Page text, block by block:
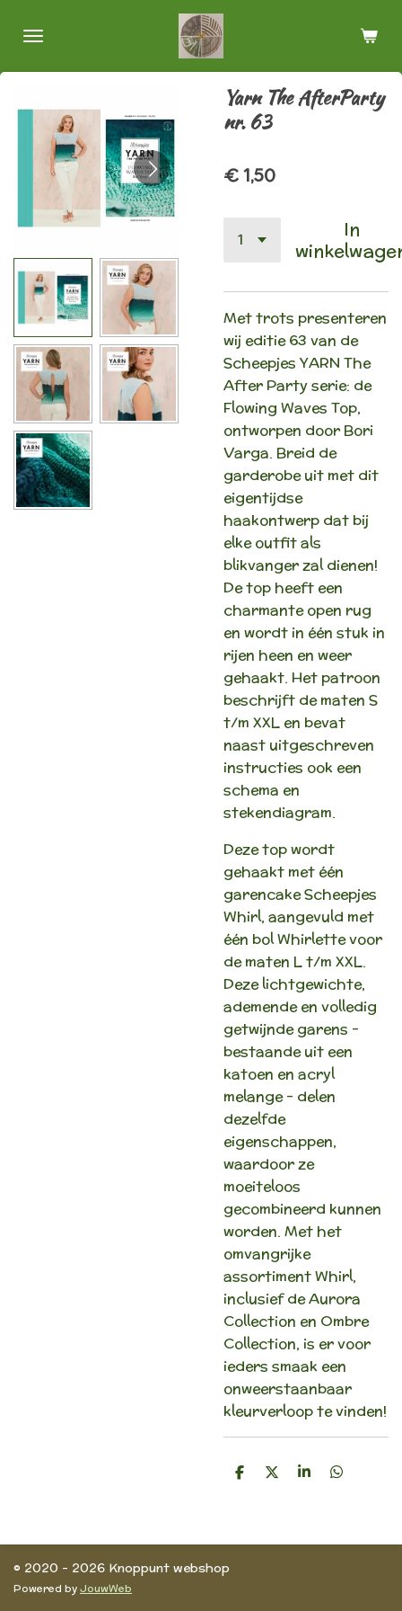
direct
hoofdinhoud
Yarn The AfterParty
nr. 63
€ 1,50
In
Met trots presenteren
wij editie 63 van de
Scheepjes YARN The
After Party serie: de
Flowing Waves Top,
ontworpen door Bori
Varga. Breid de
garderobe uit met dit
eigentijdse
haakontwerp dat bij
elke outfit als
blikvanger zal dienen!
De top heeft een
charmante open rug
en wordt in één stuk in
rijen heen en weer
gehaakt. Het patroon
beschrijft de maten S
t/m XXL en bevat
naast uitgeschreven
instructies ook een
schema en
stekendiagram.
Deze top wordt
gehaakt met één
garencake Scheepjes
Whirl, aangevuld met
één bol Whirlette voor
de maten L t/m XXL.
Deze lichtgewichte,
ademende en volledig
getwijnde garens –
bestaande uit een
katoen en acryl
melange – delen
dezelfde
eigenschappen,
waardoor ze
moeiteloos
gecombineerd kunnen
worden. Met het
omvangrijke
assortiment Whirl,
inclusief de Aurora
Collection en Ombre
Collection, is er voor
ieders smaak een
onweerstaanbaar
kleurverloop te vinden!
D
D
S
D
© 2020 - 2026 Knoppunt webshop
Powered byJouwWeb